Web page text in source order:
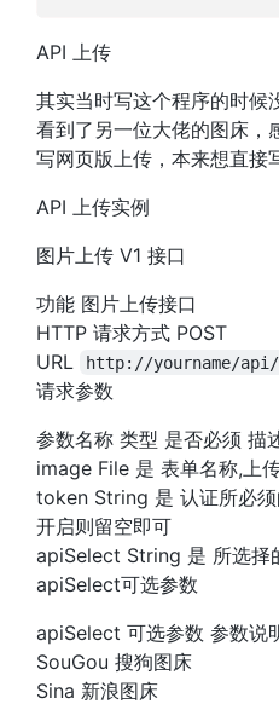
API 上传
其实当时写这个程序的时候
看到了另一位大佬的图床，
写网页版上传，本来想直接
API 上传实例
图片上传 V1 接口
功能 图片上传接口
HTTP 请求方式 POST
URL
http://yourname/
请求参数
参数名称 类型 是否必须 描
image File 是 表单名称,上
token String 是 认证所必
开启则留空即可
apiSelect String 是 所选择
apiSelect可选参数
apiSelect 可选参数 参数说
SouGou 搜狗图床
Sina 新浪图床